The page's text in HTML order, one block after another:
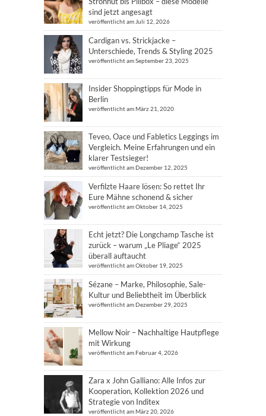
sind jetzt angesagt
veröffentlicht am Juli 12, 2026
Cardigan vs. Strickjacke –
Unterschiede, Trends & Styling 2025
veröffentlicht am September 23, 2025
Insider Shoppingtipps für Mode in
Berlin
veröffentlicht am März 21, 2020
Teveo, Oace und Fabletics Leggings im
Vergleich. Meine Erfahrungen und ein
klarer Testsieger!
veröffentlicht am Dezember 12, 2025
Verfilzte Haare lösen: So rettet Ihr
Eure Mähne schonend & sicher
veröffentlicht am Oktober 14, 2025
Echt jetzt? Die Longchamp Tasche ist
zurück – warum „Le Pliage“ 2025
überall auftaucht
veröffentlicht am Oktober 19, 2025
Sézane – Marke, Philosophie, Sale-
Kultur und Beliebtheit im Überblick
veröffentlicht am Dezember 29, 2025
Mellow Noir – Nachhaltige Hautpflege
mit Wirkung
veröffentlicht am Februar 4, 2026
Zara x John Galliano: Alle Infos zur
Kooperation, Kollektion 2026 und
Strategie von Inditex
veröffentlicht am März 20, 2026